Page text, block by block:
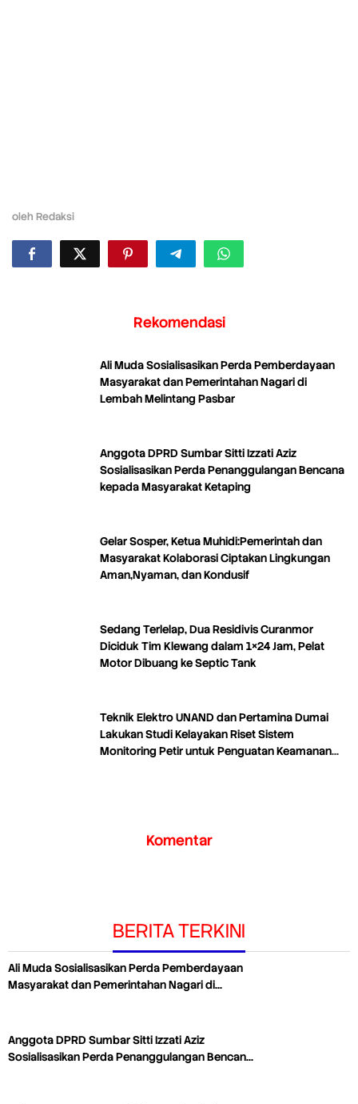
oleh Redaksi
Rekomendasi
Ali Muda Sosialisasikan Perda Pemberdayaan
Masyarakat dan Pemerintahan Nagari di
Lembah Melintang Pasbar
Anggota DPRD Sumbar Sitti Izzati Aziz
Sosialisasikan Perda Penanggulangan Bencana
kepada Masyarakat Ketaping
Gelar Sosper, Ketua Muhidi:Pemerintah dan
Masyarakat Kolaborasi Ciptakan Lingkungan
Aman,Nyaman, dan Kondusif
Sedang Terlelap, Dua Residivis Curanmor
Diciduk Tim Klewang dalam 1×24 Jam, Pelat
Motor Dibuang ke Septic Tank
Teknik Elektro UNAND dan Pertamina Dumai
Lakukan Studi Kelayakan Riset Sistem
Monitoring Petir untuk Penguatan Keamanan
Komentar
BERITA TERKINI
Ali Muda Sosialisasikan Perda Pemberdayaan
Masyarakat dan Pemerintahan Nagari di…
Anggota DPRD Sumbar Sitti Izzati Aziz
Sosialisasikan Perda Penanggulangan Bencan…